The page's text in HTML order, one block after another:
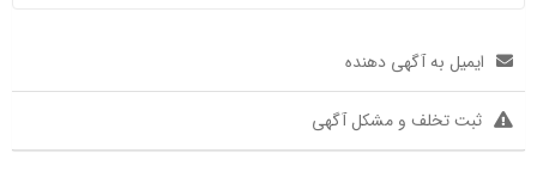
ایمیل به آگهی دهنده
ثبت تخلف و مشکل آگهی